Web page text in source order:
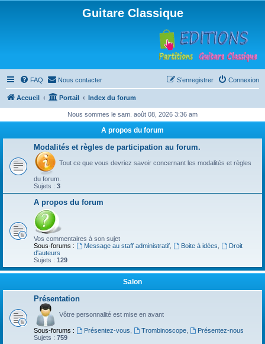
Guitare Classique
FAQ Nous contacter Connexion
S’enregistrer
Accueil Portail Index du forum
Nous sommes le sam. août 08, 2026 3:36 am
A propos du forum
Modalités et règles de participation au forum.
Tout ce que vous devriez savoir concernant les modalités et règles
du forum.
Sujets : 3
A propos du forum
Vos commentaires à son sujet
Sous-forums :
Message au staff administratif, Boite à idées
Droit
d'auteurs
Sujets : 129
Salon
Présentation
Vôtre personnalité est mise en avant
Sous-forums : Présentez-vous Trombinoscope,
Présentez-nous
Sujets : 759